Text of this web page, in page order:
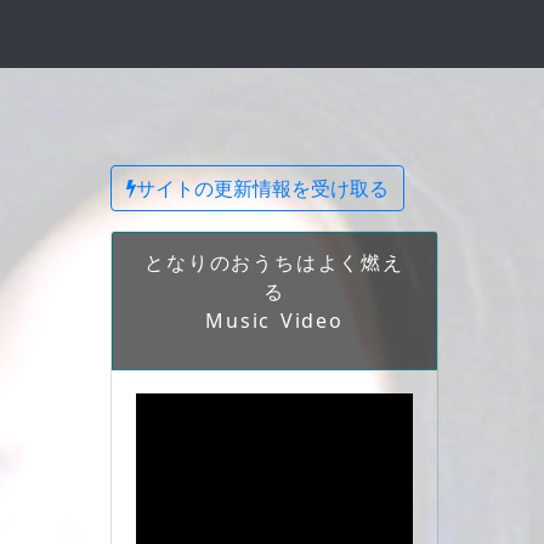
サイトの更新情報を受け取る
となりのおうちはよく燃え
る
Music Video